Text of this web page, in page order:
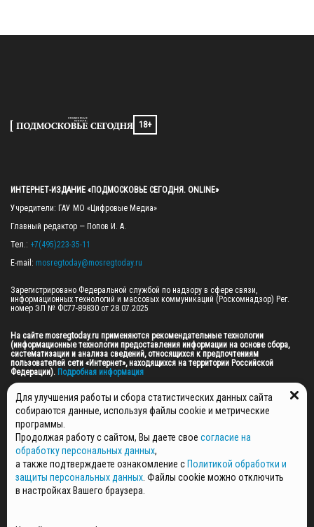
18+
ИНТЕРНЕТ-ИЗДАНИЕ «ПОДМОСКОВЬЕ СЕГОДНЯ. ONLINE»
Учредители: ГАУ МО «Цифровые Медиа»
Главный редактор — Попов И. А.
Тел.: +7(495)223-35-11
E-mail: mosregtoday@mosregtoday.ru
Зарегистрировано Федеральной службой по надзору в сфере связи,
информационных технологий и массовых коммуникаций (Роскомнадзор) Рег.
номер ЭЛ № ФС77-89830 от 28.07.2025
На сайте mosregtoday.ru применяются рекомендательные технологии
(информационные технологии предоставления информации на основе сбора,
систематизации и анализа сведений, относящихся к предпочтениям
пользователей сети «Интернет», находящихся на территории Российской
Федерации). Подробная информация
© 2026 ПРАВА НА ВСЕ МАТЕРИАЛЫ САЙТА ПРИНАДЛЕЖАТ ГАУ МО "ЦИФРОВЫЕ
МЕДИА" (ОГРН: 1255000059467).
ПОЛИТИКА ОБРАБОТКИ И ЗАЩИТЫ ПЕРСОНАЛЬНЫХ ДАННЫХ
НОВОСТИ
ГАЗЕТЫ
РЕКЛАМОДАТЕЛЯМ
Для улучшения работы и сбора статистических данных сайта
собираются данные, используя файлы cookie и метрические
программы.
Продолжая работу с сайтом, Вы даете свое согласие на
обработку персональных данных,
а также подтверждаете ознакомление с Политикой обработки и
защиты персональных данных . Файлы cookie можно отключить
в настройках Вашего браузера.